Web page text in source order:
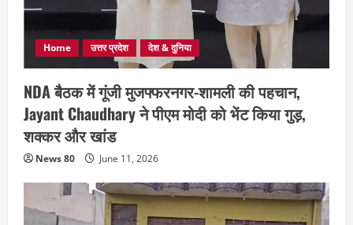
Home उत्तर प्रदेश देश & दुनिया
NDA बैठक में गूंजी मुजफ्फरनगर-शामली की पहचान,
Jayant Chaudhary ने पीएम मोदी को भेंट किया गुड़,
शक्कर और खांड
News 80 June 11, 2026